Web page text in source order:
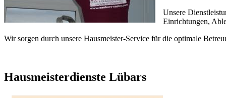
Unsere
Einrichtungen,
Wir sorgen durch unsere Hausmeister-Service für die optimale
Hausmeisterdienste Lübars